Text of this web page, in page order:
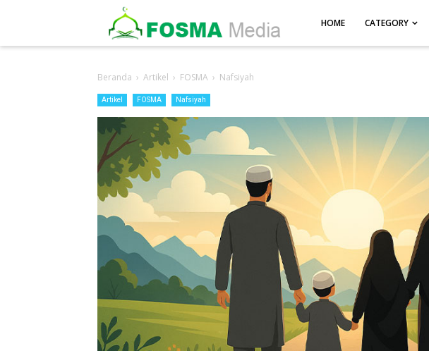
HOME CATEGORY
Beranda › Artikel › FOSMA › Nafsiyah
Artikel FOSMA Nafsiyah